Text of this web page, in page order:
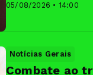
05/08/2026 • 14:00
Notícias Gerais
Combate ao